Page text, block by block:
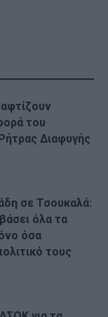
του
Διαφυγής
σε Τσουκαλά:
όλα τα
όσα
τους